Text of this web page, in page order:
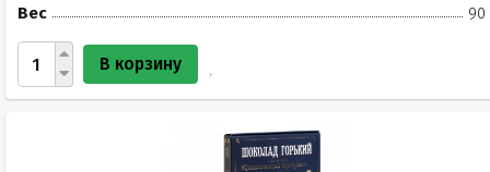
Вес
90
В корзину